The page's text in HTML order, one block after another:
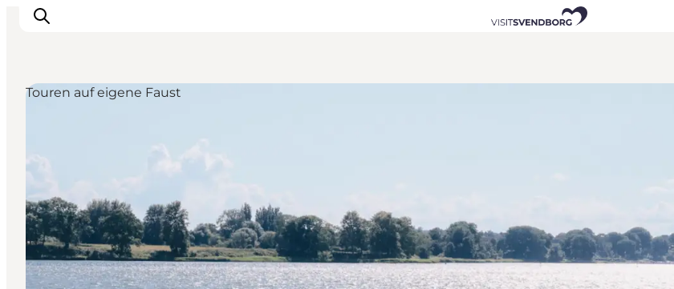
Shopping in Svendborg
Übernachtung
Den Urlaub planen
Touren auf eigene Faust